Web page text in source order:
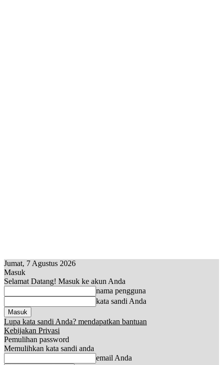
Jumat, 7 Agustus 2026
Masuk
Selamat Datang! Masuk ke akun Anda
nama pengguna
kata sandi Anda
Lupa kata sandi Anda? mendapatkan bantuan
Kebijakan Privasi
Pemulihan password
Memulihkan kata sandi anda
email Anda